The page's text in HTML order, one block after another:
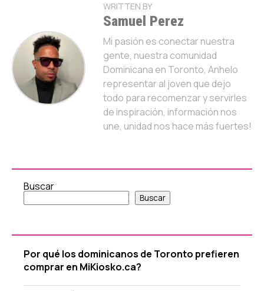
WRITTEN BY
Samuel Perez
Mi pasión es conectar nuestra
gente, nuestra comunidad
Dominicana en Toronto, Anhelo
representar al joven que dejo
todo para recomenzar y servirles
de inspiración, información nos
une, unidad nos hace más fuertes!
Buscar
Buscar
Por qué los dominicanos de Toronto prefieren
comprar en MiKiosko.ca?